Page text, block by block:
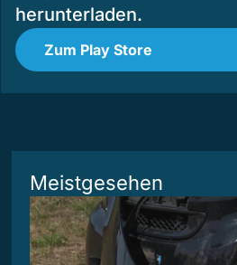
herunterladen.
Zum Play Store
Meistgesehen